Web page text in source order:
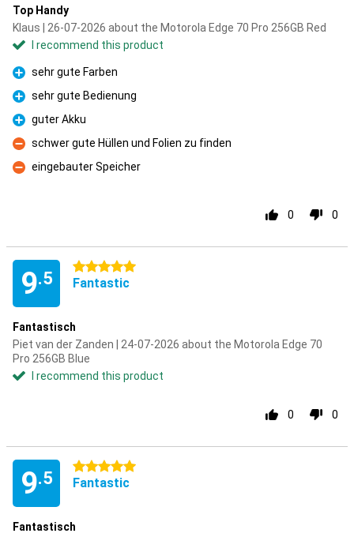
Top Handy
Klaus | 26-07-2026 about the Motorola Edge 70 Pro 256GB Red
I recommend this product
Pro
sehr gute Farben
Pro
sehr gute Bedienung
Pro
guter Akku
Con
schwer gute Hüllen und Folien zu finden
Con
eingebauter Speicher
0 0
9.5
5 stars
Fantastic
Fantastisch
Piet van der Zanden | 24-07-2026 about the Motorola Edge 70
Pro 256GB Blue
I recommend this product
0 0
9.5
5 stars
Fantastic
Fantastisch